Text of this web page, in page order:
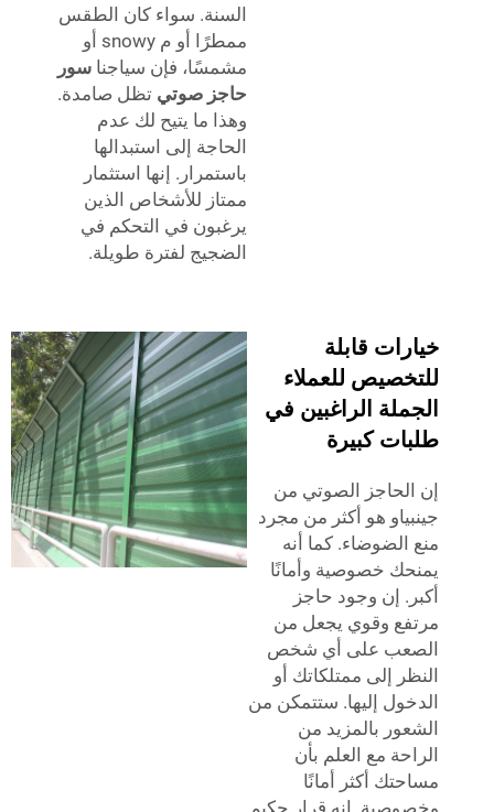
السنة. سواء كان الطقس
ممطرًا أو م snowy أو
مشمسًا، فإن سياجناسور
حاجز صوتيتظل صامدة.
وهذا ما يتيح لك عدم
الحاجة إلى استبدالها
باستمرار. إنها استثمار
ممتاز للأشخاص الذين
يرغبون في التحكم في
الضجيج لفترة طويلة.
خيارات قابلة
للتخصيص للعملاء
الجملة الراغبين في
طلبات كبيرة
إن الحاجز الصوتي من
جينبياو هو أكثر من مجرد
منع الضوضاء. كما أنه
يمنحك خصوصية وأمانًا
أكبر. إن وجود حاجز
مرتفع وقوي يجعل من
الصعب على أي شخص
النظر إلى ممتلكاتك أو
الدخول إليها. ستتمكن من
الشعور بالمزيد من
الراحة مع العلم بأن
مساحتك أكثر أمانًا
وخصوصية. إنه قرار حكيم